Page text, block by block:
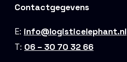
Contactgegevens
E: info@logisticelephant.nl
T: 06 – 30 70 32 66